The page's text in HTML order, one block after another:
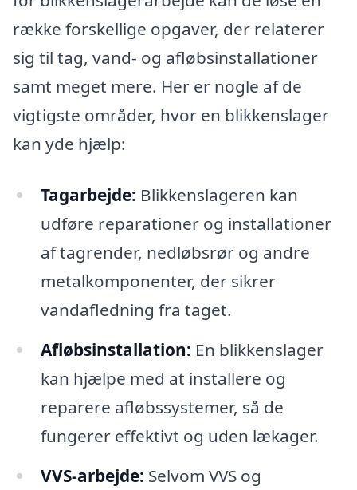
række forskellige opgaver, der relaterer
sig til tag, vand- og afløbsinstallationer
samt meget mere. Her er nogle af de
vigtigste områder, hvor en blikkenslager
kan yde hjælp:
Tagarbejde: Blikkenslageren kan
udføre reparationer og installationer
af tagrender, nedløbsrør og andre
metalkomponenter, der sikrer
vandafledning fra taget.
Afløbsinstallation: En blikkenslager
kan hjælpe med at installere og
reparere afløbssystemer, så de
fungerer effektivt og uden lækager.
VVS-arbejde: Selvom VVS og